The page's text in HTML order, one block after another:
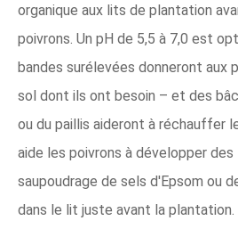
organique aux lits de plantation
poivrons. Un pH de 5,5 à 7,0 est
bandes surélevées donneront aux
sol dont ils ont besoin – et des
ou du paillis aideront à réchauffer
aide les poivrons à développer
saupoudrage de sels d'Epsom ou
dans le lit juste avant la plantation.